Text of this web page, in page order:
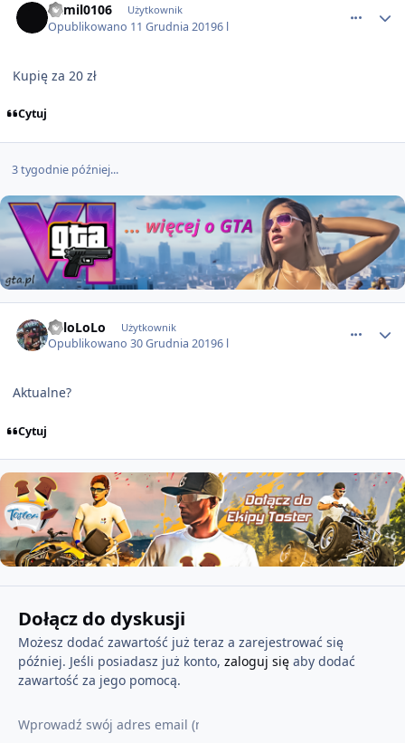
kamil0106 Użytkownik
Opublikowano 11 Grudnia 20196 l
Kupię za 20 zł
Cytuj
3 tygodnie później...
YoloLoLo Użytkownik
Opublikowano30 Grudnia 20196 l
Aktualne?
Cytuj
Dołącz do dyskusji
Możesz dodać zawartość już teraz a zarejestrować się
później. Jeśli posiadasz już konto, zaloguj sięaby dodać
zawartość za jego pomocą.